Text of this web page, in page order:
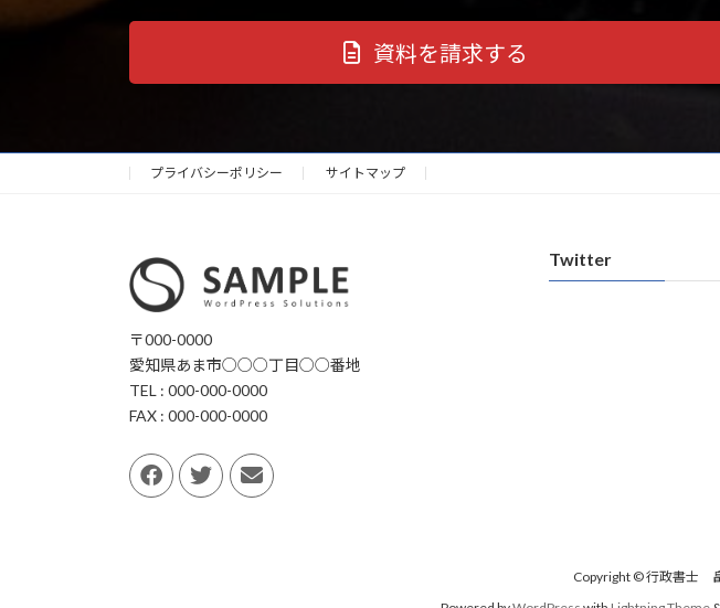
資料を請求する
プライバシーポリシー サイトマップ
〒000-0000
愛知県あま市○○○丁目○○番地
TEL : 000-000-0000
FAX : 000-000-0000
Twitter
Copyright © 行政書士